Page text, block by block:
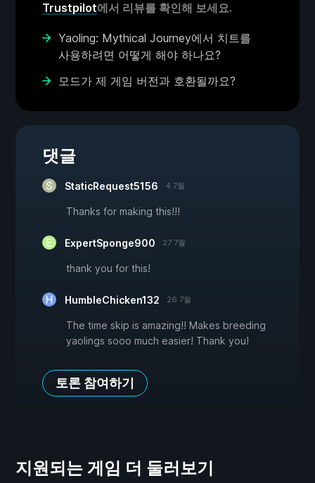
Trustpilot에서 리뷰를 확인해 보세요.
Yaoling: Mythical Journey에서 치트를
사용하려면 어떻게 해야 하나요?
모드가 제 게임 버전과 호환될까요?
댓글
StaticRequest5156 4 7월
Thanks for making this!!!
ExpertSponge900 27 7월
thank you for this!
HumbleChicken132 26 7월
The time skip is amazing!! Makes breeding
yaolings sooo much easier! Thank you!
토론 참여하기
지원되는 게임 더 둘러보기